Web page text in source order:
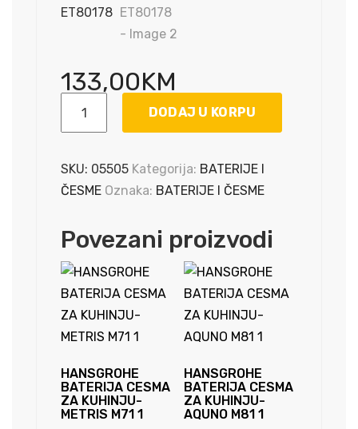
133,00KM
ZA
UMIVAONIK
18
ET80178
količina
DODAJ U KORPU
SKU: 05505 Kategorija: BATERIJE I
ČESME Oznaka: BATERIJE I ČESME
Povezani proizvodi
HANSGROHE
BATERIJA CESMA
ZA KUHINJU-
METRIS M71 1
HANSGROHE
BATERIJA CESMA
ZA KUHINJU-
AQUNO M81 1